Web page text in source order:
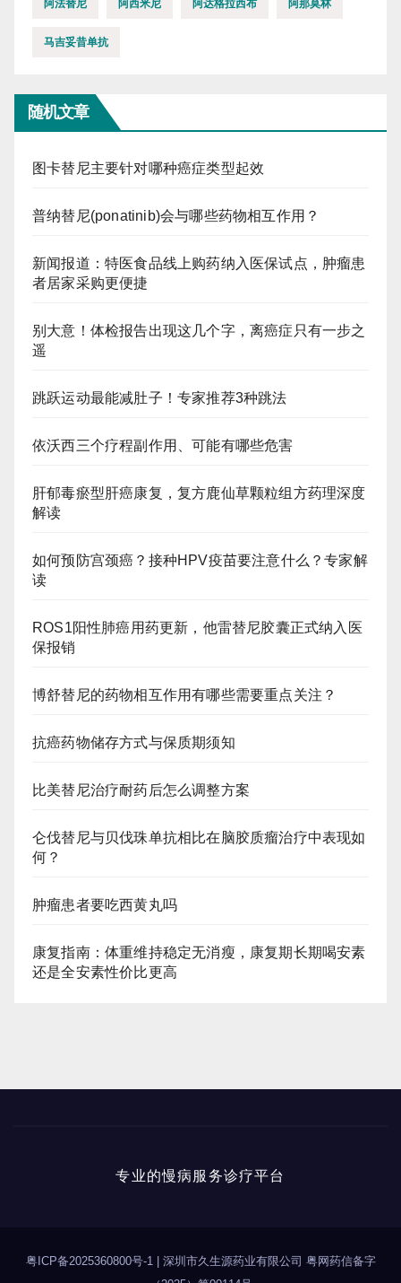
阿法替尼 阿西米尼 阿达格拉西布 阿那莫林
马吉妥昔单抗
随机文章
图卡替尼主要针对哪种癌症类型起效
普纳替尼(ponatinib)会与哪些药物相互作用？
新闻报道：特医食品线上购药纳入医保试点，肿瘤患
者居家采购更便捷
别大意！体检报告出现这几个字，离癌症只有一步之
遥
跳跃运动最能减肚子！专家推荐3种跳法
依沃西三个疗程副作用、可能有哪些危害
肝郁毒瘀型肝癌康复，复方鹿仙草颗粒组方药理深度
解读
如何预防宫颈癌？接种HPV疫苗要注意什么？专家解
读
ROS1阳性肺癌用药更新，他雷替尼胶囊正式纳入医
保报销
博舒替尼的药物相互作用有哪些需要重点关注？
抗癌药物储存方式与保质期须知
比美替尼治疗耐药后怎么调整方案
仑伐替尼与贝伐珠单抗相比在脑胶质瘤治疗中表现如
何？
肿瘤患者要吃西黄丸吗
康复指南：体重维持稳定无消瘦，康复期长期喝安素
还是全安素性价比更高
专业的慢病服务诊疗平台
粤ICP备2025360800号-1
深圳市久生源药业有限公司 粤网药信备字